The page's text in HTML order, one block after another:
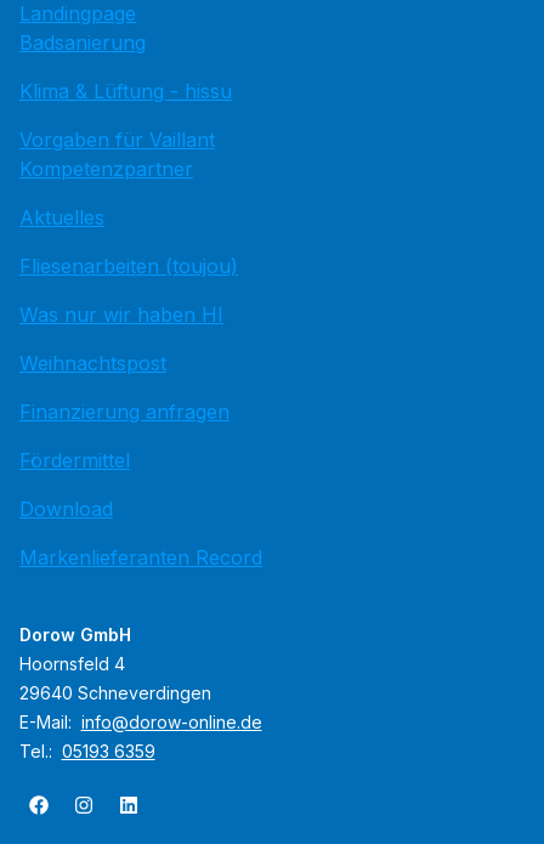
Landingpage
Badsanierung
Klima & Lüftung - hissu
Vorgaben für Vaillant
Kompetenzpartner
Aktuelles
Fliesenarbeiten (toujou)
Was nur wir haben HI
Weihnachtspost
Finanzierung anfragen
Fördermittel
Download
Markenlieferanten Record
Dorow GmbH
Hoornsfeld 4
29640 Schneverdingen
E-Mail: info@dorow-online.de
Tel.: 05193 6359